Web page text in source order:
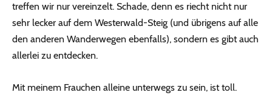
treffen wir nur vereinzelt. Schade, denn es riecht nicht nur
sehr lecker auf dem Westerwald-Steig (und übrigens auf alle
den anderen Wanderwegen ebenfalls), sondern es gibt auch
allerlei zu entdecken.
Mit meinem Frauchen alleine unterwegs zu sein, ist toll.